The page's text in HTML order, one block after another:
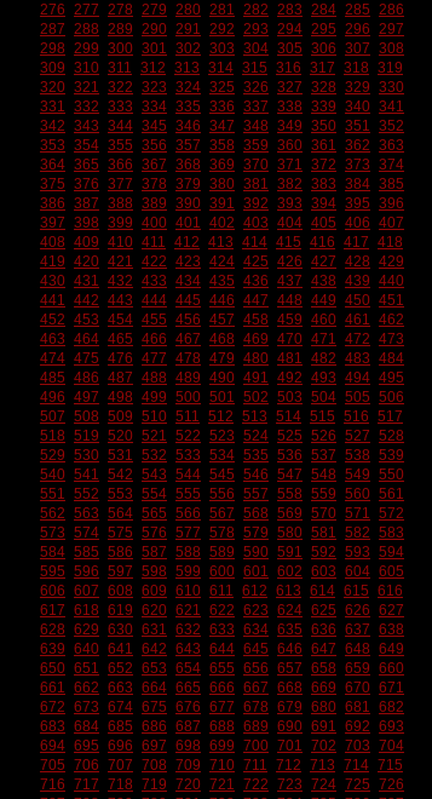
276 277 278 279 280 281 282 283 284 285 286
287 288 289 290 291 292 293 294 295 296 297
298 299 300 301 302 303 304 305 306 307 308
309 310 311 312 313 314 315 316 317 318 319
320 321 322 323 324 325 326 327 328 329 330
331 332 333 334 335 336 337 338 339 340 341
342 343 344 345 346 347 348 349 350 351 352
353 354 355 356 357 358 359 360 361 362 363
364 365 366 367 368 369 370 371 372 373 374
375 376 377 378 379 380 381 382 383 384 385
386 387 388 389 390 391 392 393 394 395 396
397 398 399 400 401 402 403 404 405 406 407
408 409 410 411 412 413 414 415 416 417 418
419 420 421 422 423 424 425 426 427 428 429
430 431 432 433 434 435 436 437 438 439 440
441 442 443 444 445 446 447 448 449 450 451
452 453 454 455 456 457 458 459 460 461 462
463 464 465 466 467 468 469 470 471 472 473
474 475 476 477 478 479 480 481 482 483 484
485 486 487 488 489 490 491 492 493 494 495
496 497 498 499 500 501 502 503 504 505 506
507 508 509 510 511 512 513 514 515 516 517
518 519 520 521 522 523 524 525 526 527 528
529 530 531 532 533 534 535 536 537 538 539
540 541 542 543 544 545 546 547 548 549 550
551 552 553 554 555 556 557 558 559 560 561
562 563 564 565 566 567 568 569 570 571 572
573 574 575 576 577 578 579 580 581 582 583
584 585 586 587 588 589 590 591 592 593 594
595 596 597 598 599 600 601 602 603 604 605
606 607 608 609 610 611 612 613 614 615 616
617 618 619 620 621 622 623 624 625 626 627
628 629 630 631 632 633 634 635 636 637 638
639 640 641 642 643 644 645 646 647 648 649
650 651 652 653 654 655 656 657 658 659 660
661 662 663 664 665 666 667 668 669 670 671
672 673 674 675 676 677 678 679 680 681 682
683 684 685 686 687 688 689 690 691 692 693
694 695 696 697 698 699 700 701 702 703 704
705 706 707 708 709 710 711 712 713 714 715
716 717 718 719 720 721 722 723 724 725 726